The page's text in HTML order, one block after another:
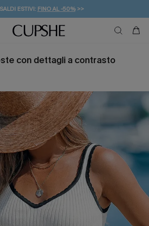
ESTIVI: FINO AL -50%>>
GRATUITA DA 49€
PER I NUOVI: 20% DI SCONTO*
con dettagli a contrasto